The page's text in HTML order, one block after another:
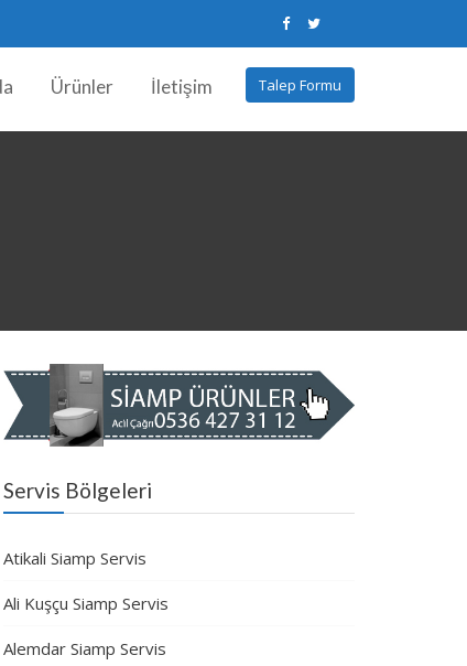
Talep Formu
Ürünler İletişim
Servis Bölgeleri
Atikali Siamp Servis
Ali Kuşçu Siamp Servis
Alemdar Siamp Servis